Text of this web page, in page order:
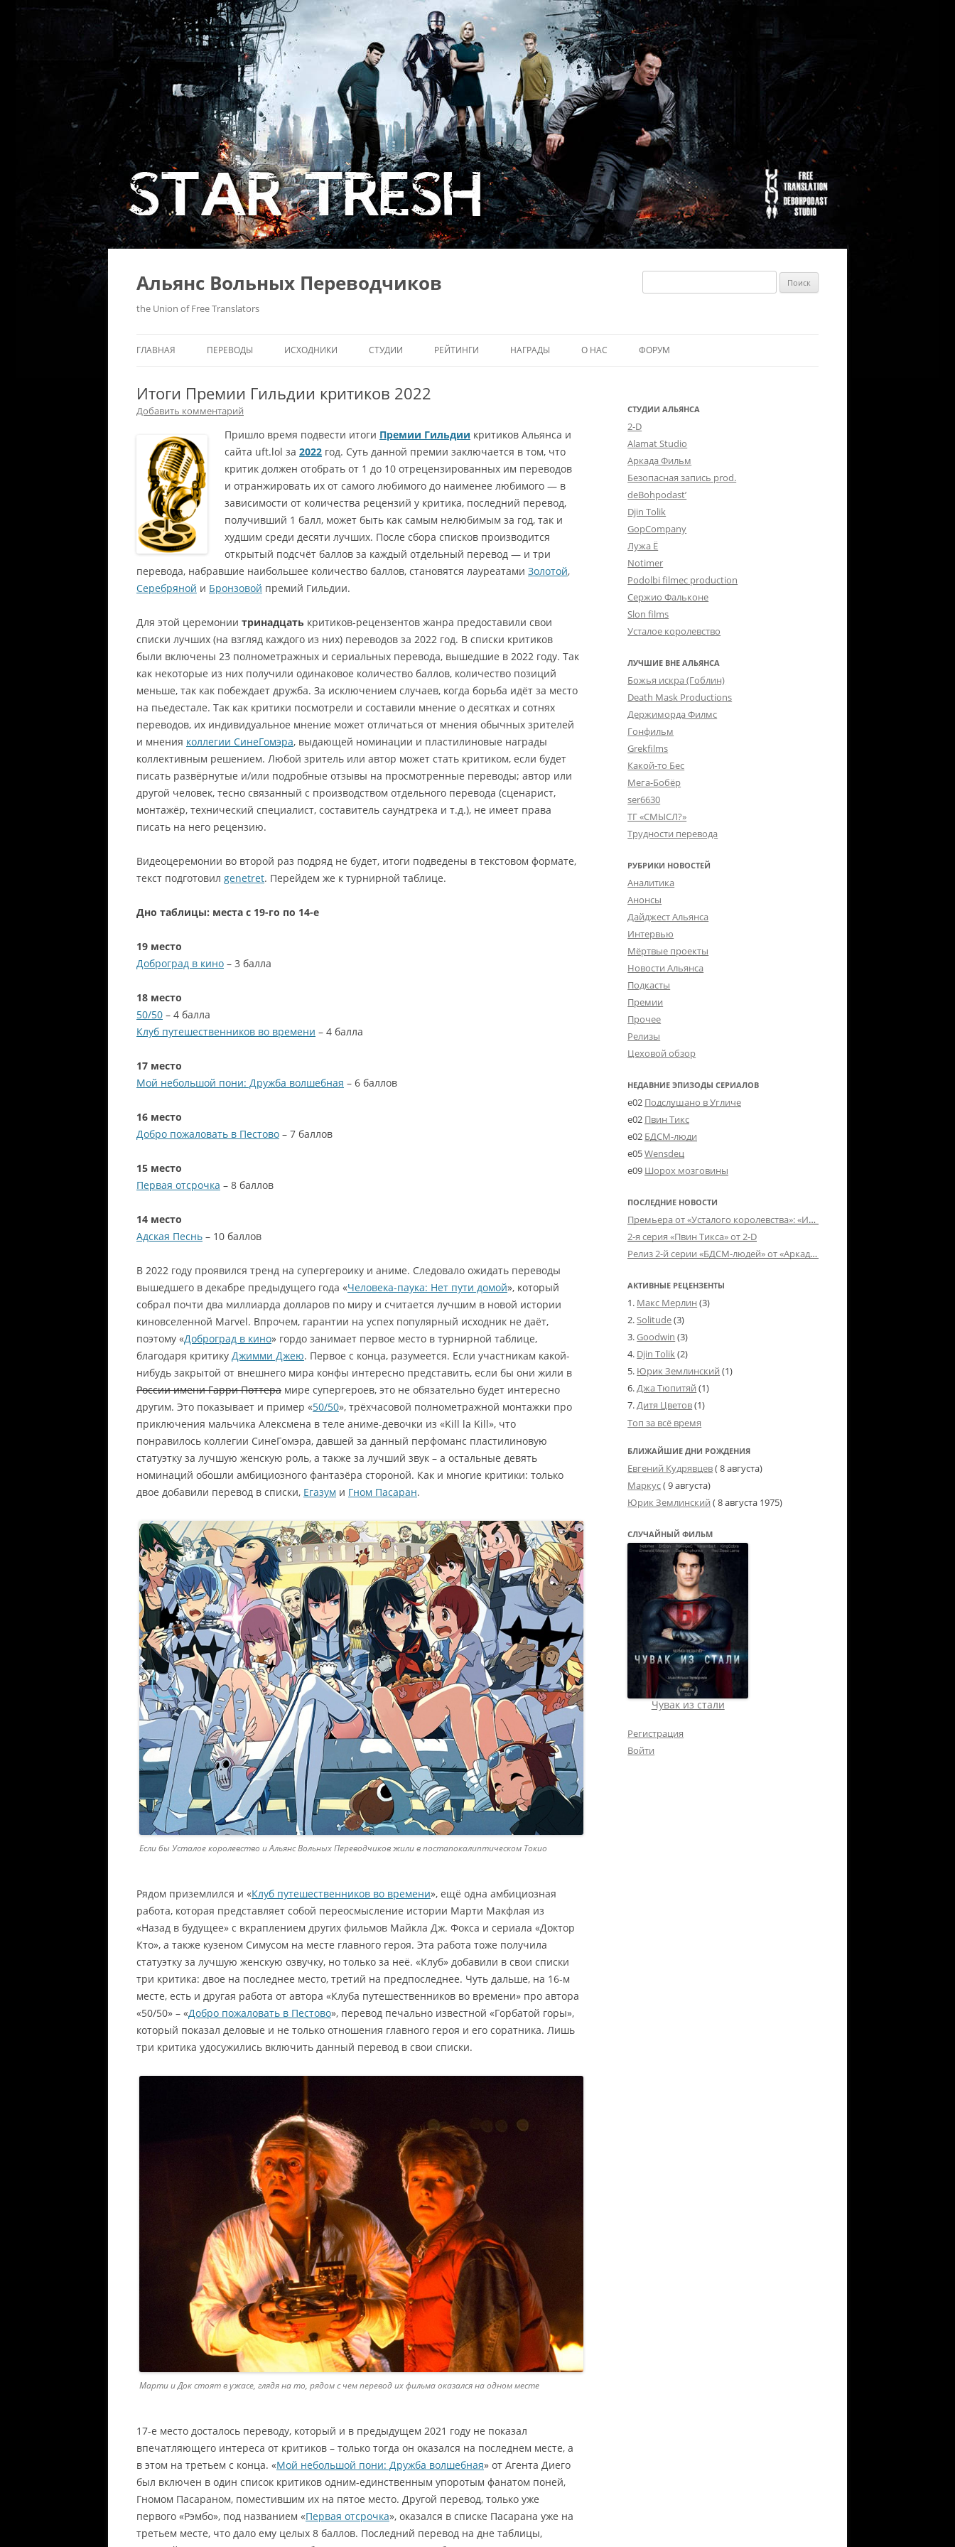
Альянс Вольных Переводчиков
the Union of Free Translators
Найти:
ГЛАВНАЯ ПЕРЕВОДЫ ИСХОДНИКИ СТУДИИ РЕЙТИНГИ НАГРАДЫ О НАС
ВСТУПЛЕНИЕ В АЛЬЯНС
ИСТОРИЯ АЛЬЯНСА
ФОРУМ
Итоги Премии Гильдии критиков 2022
Добавить комментарий
Пришло время подвести итоги Премии Гильдии критиков Альянса и
сайта uft.lol за 2022 год. Суть данной премии заключается в том, что
критик должен отобрать от 1 до 10 отрецензированных им переводов
и отранжировать их от самого любимого до наименее любимого — в
зависимости от количества рецензий у критика, последний перевод,
получивший 1 балл, может быть как самым нелюбимым за год, так и
худшим среди десяти лучших. После сбора списков производится
открытый подсчёт баллов за каждый отдельный перевод — и три
перевода, набравшие наибольшее количество баллов, становятся лауреатами Золотой,
Серебряной и Бронзовой премий Гильдии.
Для этой церемонии тринадцать критиков-рецензентов жанра предоставили свои
списки лучших (на взгляд каждого из них) переводов за 2022 год. В списки критиков
были включены 23 полнометражных и сериальных перевода, вышедшие в 2022 году. Так
как некоторые из них получили одинаковое количество баллов, количество позиций
меньше, так как побеждает дружба. За исключением случаев, когда борьба идёт за место
на пьедестале. Так как критики посмотрели и составили мнение о десятках и сотнях
переводов, их индивидуальное мнение может отличаться от мнения обычных зрителей
и мнения коллегии СинеГомэра, выдающей номинации и пластилиновые награды
коллективным решением. Любой зритель или автор может стать критиком, если будет
писать развёрнутые и/или подробные отзывы на просмотренные переводы; автор или
другой человек, тесно связанный с производством отдельного перевода (сценарист,
монтажёр, технический специалист, составитель саундтрека и т.д.), не имеет права
писать на него рецензию.
Видеоцеремонии во второй раз подряд не будет, итоги подведены в текстовом формате,
текст подготовил genetret. Перейдем же к турнирной таблице.
Дно таблицы: места с 19-го по 14-е
19 место
Доброград в кино – 3 балла
18 место
50/50 – 4 балла
Клуб путешественников во времени – 4 балла
17 место
Мой небольшой пони: Дружба волшебная – 6 баллов
16 место
Добро пожаловать в Пестово – 7 баллов
15 место
Первая отсрочка – 8 баллов
14 место
Адская Песнь – 10 баллов
В 2022 году проявился тренд на супергероику и аниме. Следовало ожидать переводы
вышедшего в декабре предыдущего года «Человека-паука: Нет пути домой», который
собрал почти два миллиарда долларов по миру и считается лучшим в новой истории
киновселенной Marvel. Впрочем, гарантии на успех популярный исходник не даёт,
поэтому «Доброград в кино» гордо занимает первое место в турнирной таблице,
благодаря критику Джимми Джею. Первое с конца, разумеется. Если участникам какой-
нибудь закрытой от внешнего мира конфы интересно представить, если бы они жили в
России имени Гарри Поттера мире супергероев, это не обязательно будет интересно
другим. Это показывает и пример «50/50», трёхчасовой полнометражной монтажки про
приключения мальчика Алексмена в теле аниме-девочки из «Kill la Kill», что
понравилось коллегии СинеГомэра, давшей за данный перфоманс пластилиновую
статуэтку за лучшую женскую роль, а также за лучший звук – а остальные девять
номинаций обошли амбициозного фантазёра стороной. Как и многие критики: только
двое добавили перевод в списки, Егазум и Гном Пасаран.
Если бы Усталое королевство и Альянс Вольных Переводчиков жили в постапокалиптическом Токио
Рядом приземлился и «Клуб путешественников во времени», ещё одна амбициозная
работа, которая представляет собой переосмысление истории Марти Макфлая из
«Назад в будущее» с вкраплением других фильмов Майкла Дж. Фокса и сериала «Доктор
Кто», а также кузеном Симусом на месте главного героя. Эта работа тоже получила
статуэтку за лучшую женскую озвучку, но только за неё. «Клуб» добавили в свои списки
три критика: двое на последнее место, третий на предпоследнее. Чуть дальше, на 16-м
месте, есть и другая работа от автора «Клуба путешественников во времени» про автора
«50/50» – «Добро пожаловать в Пестово», перевод печально известной «Горбатой горы»,
который показал деловые и не только отношения главного героя и его соратника. Лишь
три критика удосужились включить данный перевод в свои списки.
Марти и Док стоят в ужасе, глядя на то, рядом с чем перевод их фильма оказался на одном месте
17-е место досталось переводу, который и в предыдущем 2021 году не показал
впечатляющего интереса от критиков – только тогда он оказался на последнем месте, а
в этом на третьем с конца. «Мой небольшой пони: Дружба волшебная» от Агента Диего
был включен в один список критиков одним-единственным упоротым фанатом поней,
Гномом Пасараном, поместившим их на пятое место. Другой перевод, только уже
первого «Рэмбо», под названием «Первая отсрочка», оказался в списке Пасарана уже на
третьем месте, что дало ему целых 8 баллов. Последний перевод на дне таблицы,
СТУДИИ АЛЬЯНСА
2-D
Alamat Studio
Аркада Фильм
Безопасная запись prod.
deBohpodast’
Djin Tolik
GopCompany
Лужа Ё
Notimer
Podolbi filmec production
Сержио Фальконе
Slon films
Усталое королевство
ЛУЧШИЕ ВНЕ АЛЬЯНСА
Божья искра (Гоблин)
Death Mask Productions
Держиморда Филмс
Гонфильм
Grekfilms
Какой-то Бес
Мега-Бобёр
ser6630
ТГ «СМЫСЛ?»
Трудности перевода
РУБРИКИ НОВОСТЕЙ
Аналитика
Анонсы
Дайджест Альянса
Интервью
Мёртвые проекты
Новости Альянса
Подкасты
Премии
Прочее
Релизы
Цеховой обзор
НЕДАВНИЕ ЭПИЗОДЫ СЕРИАЛОВ
e02 Подслушано в Угличе
e02 Пвин Тикс
e02 БДСМ-люди
e05Wensdeц
e09 Шорох мозговины
ПОСЛЕДНИЕ НОВОСТИ
Премьера от «Усталого королевства»: «Игорь начал»
2-я серия «Пвин Тикса» от 2-D
Релиз 2-й серии «БДСМ-людей» от «Аркада Фильм»
АКТИВНЫЕ РЕЦЕНЗЕНТЫ
Макс Мерлин (3)
Solitude(3)
Goodwin (3)
Djin Tolik(2)
Юрик Землинский (1)
Джа Тюпитяй (1)
Дитя Цветов(1)
Топ за всё время
БЛИЖАЙШИЕ ДНИ РОЖДЕНИЯ
Евгений Кудрявцев( 8 августа)
Маркус( 9 августа)
Юрик Землинский (8 августа 1975)
СЛУЧАЙНЫЙ ФИЛЬМ
Чувак из стали
Регистрация
Войти